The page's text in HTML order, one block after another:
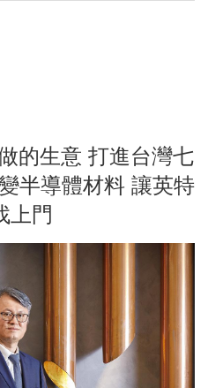
的生意 打進台灣七
半導體材料 讓英特
上門